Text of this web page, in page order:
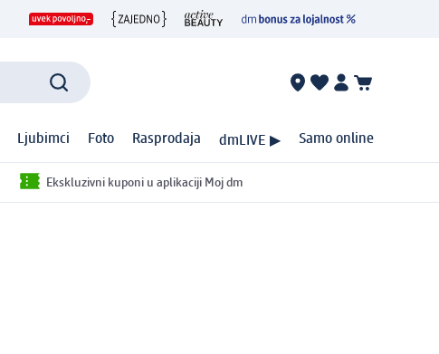
Ljubimci Foto Rasprodaja dmLIVE ▶ Samo online
Ekskluzivni kuponi u aplikaciji Moj dm